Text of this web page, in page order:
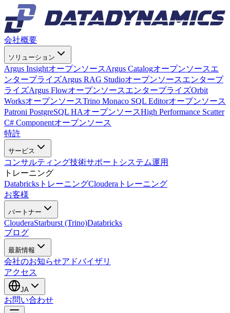
会社概要
ソリューション
Argus InsightオープンソースArgus Catalogオープンソースエ
ンタープライズArgus RAG Studioオープンソースエンタープ
ライズArgus FlowオープンソースエンタープライズOrbit
WorksオープンソースTrino Monaco SQL Editorオープンソース
Patroni PostgreSQL HAオープンソースHigh Performance Scatter
C# Componentオープンソース
特許
サービス
コンサルティング技術サポート システム運用
トレーニング
DatabricksトレーニングClouderaトレーニング
お客様
パートナー
ClouderaStarburst (Trino)Databricks
ブログ
最新情報
会社のお知らせアドバイザリ
アクセス
JA
お問い合わせ